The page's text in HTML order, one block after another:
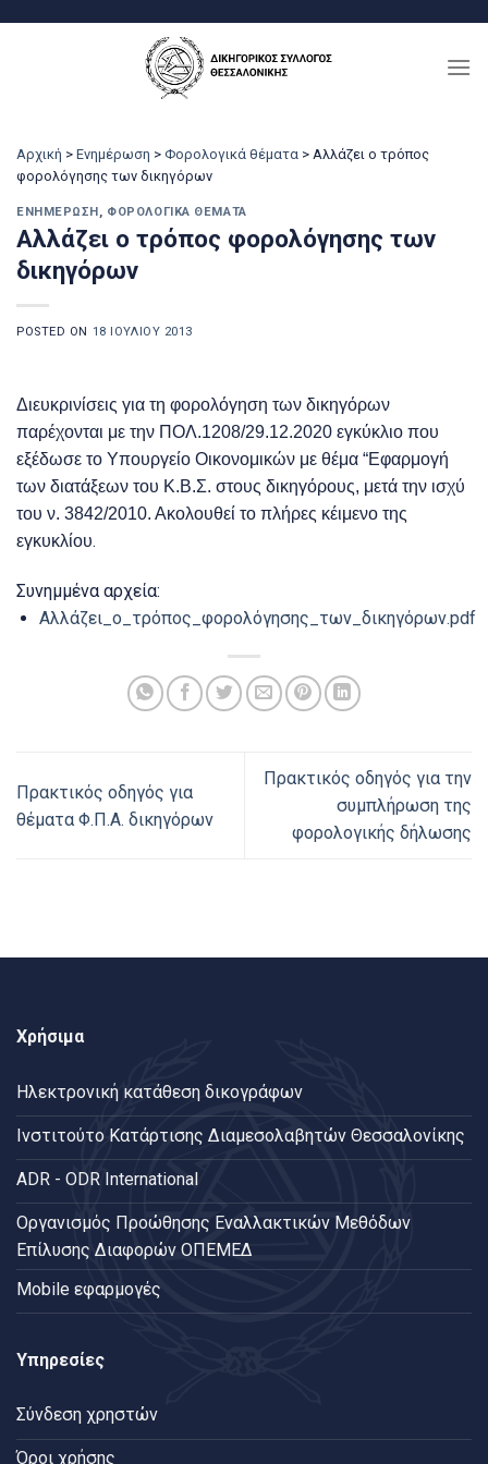
Αρχική > Ενημέρωση > Φορολογικά θέματα > Αλλάζει ο τρόπος
φορολόγησης των δικηγόρων
ΕΝΗΜΈΡΩΣΗ, ΦΟΡΟΛΟΓΙΚΆ ΘΈΜΑΤΑ
Αλλάζει ο τρόπος φορολόγησης των
δικηγόρων
POSTED ON 18 ΙΟΥΛΊΟΥ 2013
Διευκρινίσεις για τη φορολόγηση των δικηγόρων
παρέχονται με την ΠΟΛ.1208/29.12.2020 εγκύκλιο που
εξέδωσε το Υπουργείο Οικονομικών με θέμα “Εφαρμογή
των διατάξεων του Κ.Β.Σ. στους δικηγόρους, μετά την ισχύ
του ν. 3842/2010. Ακολουθεί το πλήρες κέιμενο της
εγκυκλίου.
Συνημμένα αρχεία:
Αλλάζει_ο_τρόπος_φορολόγησης_των_δικηγόρων.pdf
Πρακτικός οδηγός για
θέματα Φ.Π.Α. δικηγόρων
Πρακτικός οδηγός για την
συμπλήρωση της
φορολογικής δήλωσης
Χρήσιμα
Ηλεκτρονική κατάθεση δικογράφων
Ινστιτούτο Κατάρτισης Διαμεσολαβητών Θεσσαλονίκης
ADR - ODR International
Oργανισμός Προώθησης Εναλλακτικών Μεθόδων
Επίλυσης Διαφορών ΟΠΕΜΕΔ
Mobile εφαρμογές
Υπηρεσίες
Σύνδεση χρηστών
Όροι χρήσης